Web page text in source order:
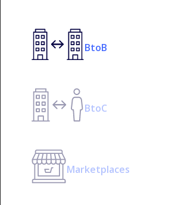
BtoB
BtoC
Marketplaces